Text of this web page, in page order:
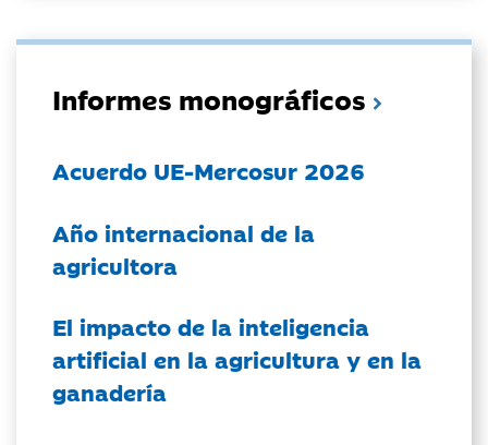
Informes monográficos
Acuerdo UE-Mercosur 2026
Año internacional de la
agricultora
El impacto de la inteligencia
artificial en la agricultura y en la
ganadería